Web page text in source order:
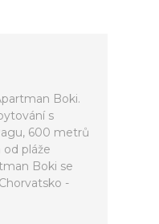
Boki.
s
600 metrů
od pláže
Boki se
-